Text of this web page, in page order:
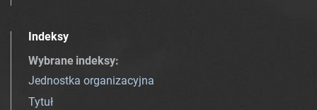
Indeksy
Wybrane indeksy:
Jednostka organizacyjna
Tytuł